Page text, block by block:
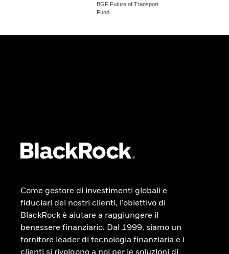
BGF Future of Transport
Fund
Come gestore di investimenti globali e
fiduciari dei nostri clienti, l'obiettivo di
BlackRock è aiutare a raggiungere il
benessere finanziario. Dal 1999, siamo un
fornitore leader di tecnologia finanziaria e i
clienti si rivolgono a noi per le soluzioni di